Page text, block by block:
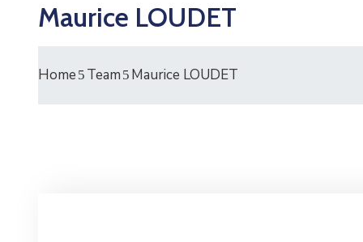
Maurice LOUDET
Home Team Maurice LOUDET